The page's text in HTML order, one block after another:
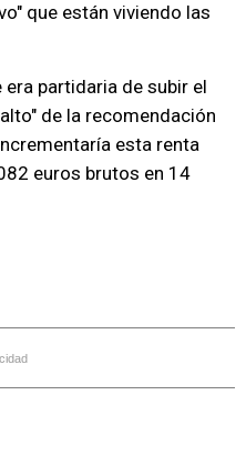
que están viviendo las
partidaria de subir el
de la recomendación
esta renta
euros brutos en 14